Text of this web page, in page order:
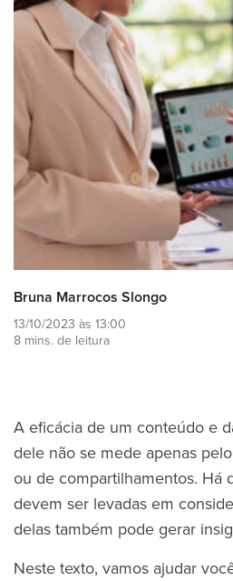
Bruna Marrocos Slongo
13/10/2023 às 13:00
8 mins. de leitura
A eficácia de um conteúdo e
dele não se mede apenas
ou de compartilhamentos. Há
devem ser levadas em
delas também pode gerar
Neste texto, vamos ajudar